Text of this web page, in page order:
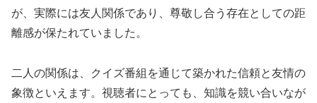
が、実際には友人関係であり、尊敬し合う存在としての距
離感が保たれていました。
二人の関係は、クイズ番組を通じて築かれた信頼と友情の
象徴といえます。視聴者にとっても、知識を競い合いなが